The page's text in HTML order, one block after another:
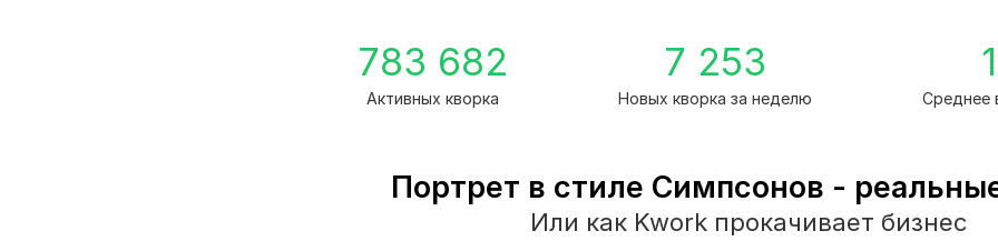
783 682
Активных кворка
7 253
Новых кворка за неделю
1
Среднее
Портрет в стиле Симпсонов -
Или как Kwork прокачивает бизнес